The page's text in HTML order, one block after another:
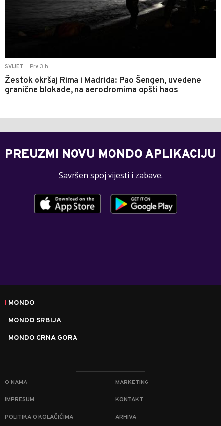
SVIJET Pre 3 h
Žestok okršaj Rima i Madrida: Pao Šengen, uvedene
granične blokade, na aerodromima opšti haos
PREUZMI NOVU MONDO APLIKACIJU
Savršen spoj vijesti i zabave.
MONDO
MONDO SRBIJA
MONDO CRNA GORA
O NAMA MARKETING
IMPRESUM KONTAKT
POLITIKA O KOLAČIĆIMA ARHIVA